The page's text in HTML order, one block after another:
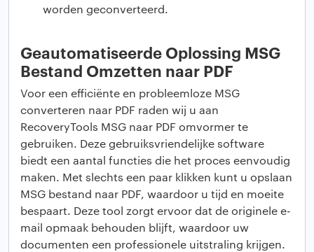
worden geconverteerd.
Geautomatiseerde Oplossing MSG
Bestand Omzetten naar PDF
Voor een efficiënte en probleemloze MSG
converteren naar PDF raden wij u aan
RecoveryTools MSG naar PDF omvormer te
gebruiken. Deze gebruiksvriendelijke software
biedt een aantal functies die het proces eenvoudig
maken. Met slechts een paar klikken kunt u opslaan
MSG bestand naar PDF, waardoor u tijd en moeite
bespaart. Deze tool zorgt ervoor dat de originele e-
mail opmaak behouden blijft, waardoor uw
documenten een professionele uitstraling krijgen.